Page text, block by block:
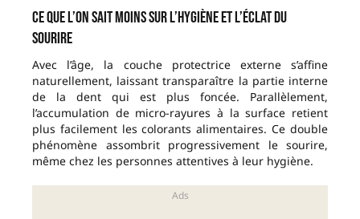
Ce que l’on sait moins sur l’hygiène et l’éclat du
sourire
Avec l’âge, la couche protectrice externe s’affine
naturellement, laissant transparaître la partie interne
de la dent qui est plus foncée. Parallèlement,
l’accumulation de micro-rayures à la surface retient
plus facilement les colorants alimentaires. Ce double
phénomène assombrit progressivement le sourire,
même chez les personnes attentives à leur hygiène.